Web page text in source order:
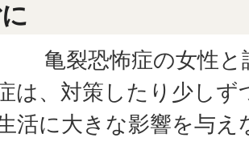
は、対策したり少し
活に大きな影響を与